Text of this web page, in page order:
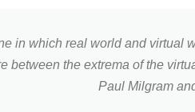
in which real world and virtual
between the extrema of the
Paul Milgram